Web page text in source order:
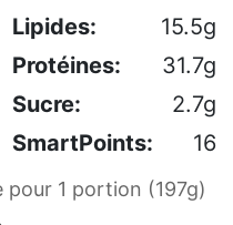
Lipides:
15.5g
Protéines:
31.7g
Sucre:
2.7g
SmartPoints: 16
1 portion (197g)